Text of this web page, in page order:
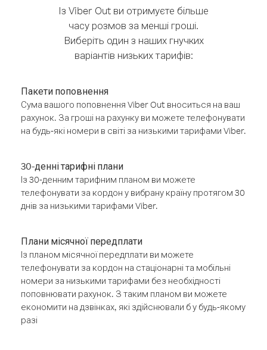
Із Viber Out ви отримуєте більше
часу розмов за менші гроші.
Виберіть один з наших гнучких
варіантів низьких тарифів:
Пакети поповнення
Сума вашого поповнення Viber Out вноситься на ваш
рахунок. За гроші на рахунку ви можете телефонувати
на будь-які номери в світі за низькими тарифами Viber.
30-денні тарифні плани
Із 30-денним тарифним планом ви можете
телефонувати за кордон у вибрану країну протягом 30
днів за низькими тарифами Viber.
Плани місячної передплати
Із планом місячної передплати ви можете
телефонувати за кордон на стаціонарні та мобільні
номери за низькими тарифами без необхідності
поповнювати рахунок. З таким планом ви можете
економити на дзвінках, які здійснювали б у будь-якому
разі